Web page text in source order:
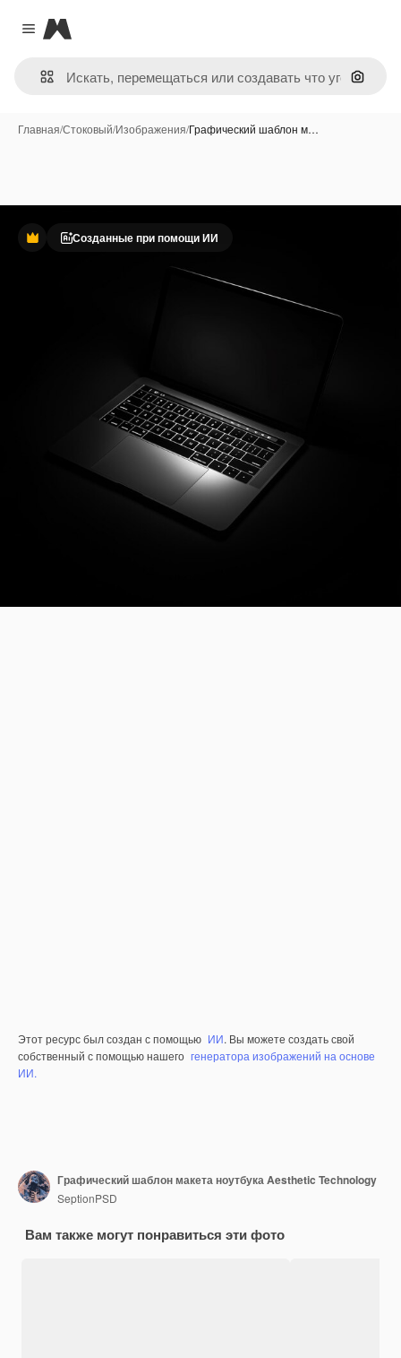
Close menu
Magnific
Поиск
Главная/Стоковый/Изображения/Графический шаблон м…
ПремиумСозданные при помощи ИИ
Этот ресурс был создан с помощью ИИ. Вы можете создать свой
собственный с помощью нашего генератора изображений на основе
ИИ.
Графический шаблон макета ноутбука Aesthetic Technology
SeptionPSD
Вам также могут понравиться эти фото